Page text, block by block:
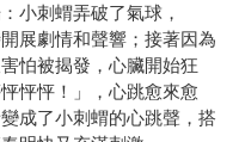
小刺蝟弄破了氣球，
展劇情和聲響；接著因為
怕被揭發，心臟開始狂
怦怦！」，心跳愈來愈
成了小刺蝟的心跳聲，搭